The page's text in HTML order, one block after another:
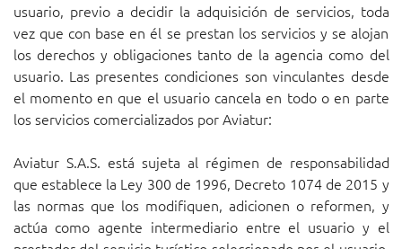
usuario, previo a decidir la adquisición de servicios, toda
vez que con base en él se prestan los servicios y se alojan
los derechos y obligaciones tanto de la agencia como del
usuario. Las presentes condiciones son vinculantes desde
el momento en que el usuario cancela en todo o en parte
los servicios comercializados por Aviatur:
Aviatur S.A.S. está sujeta al régimen de responsabilidad
que establece la Ley 300 de 1996, Decreto 1074 de 2015 y
las normas que los modifiquen, adicionen o reformen, y
actúa como agente intermediario entre el usuario y el